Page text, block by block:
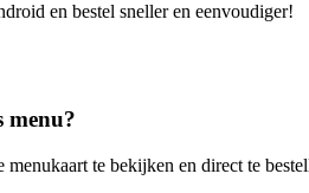
en bestel sneller en eenvoudiger!
menu?
menukaart te bekijken en direct te